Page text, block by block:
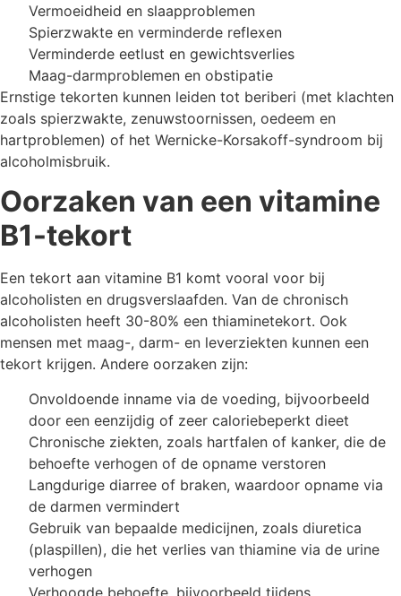
Vermoeidheid en slaapproblemen
Spierzwakte en verminderde reflexen
Verminderde eetlust en gewichtsverlies
Maag-darmproblemen en obstipatie
Ernstige tekorten kunnen leiden tot beriberi (met klachten
zoals spierzwakte, zenuwstoornissen, oedeem en
hartproblemen) of het Wernicke-Korsakoff-syndroom bij
alcoholmisbruik.
Oorzaken van een vitamine
B1-tekort
Een tekort aan vitamine B1 komt vooral voor bij
alcoholisten en drugsverslaafden. Van de chronisch
alcoholisten heeft 30-80% een thiaminetekort. Ook
mensen met maag-, darm- en leverziekten kunnen een
tekort krijgen. Andere oorzaken zijn:
Onvoldoende inname via de voeding, bijvoorbeeld
door een eenzijdig of zeer caloriebeperkt dieet
Chronische ziekten, zoals hartfalen of kanker, die de
behoefte verhogen of de opname verstoren
Langdurige diarree of braken, waardoor opname via
de darmen vermindert
Gebruik van bepaalde medicijnen, zoals diuretica
(plaspillen), die het verlies van thiamine via de urine
verhogen
Verhoogde behoefte, bijvoorbeeld tijdens